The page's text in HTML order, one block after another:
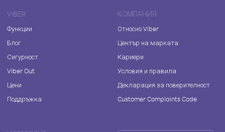
VIBER
Функции
Блог
Сигурност
Viber Out
Цени
Поддръжка
КОМПАНИЯ
Относно Viber
Център на марката
Кариери
Условия и правила
Декларация за поверителност
Customer Complaints Code